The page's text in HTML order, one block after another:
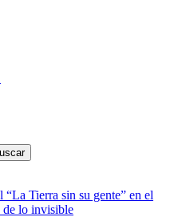
Tierra sin su gente” en el
lo invisible